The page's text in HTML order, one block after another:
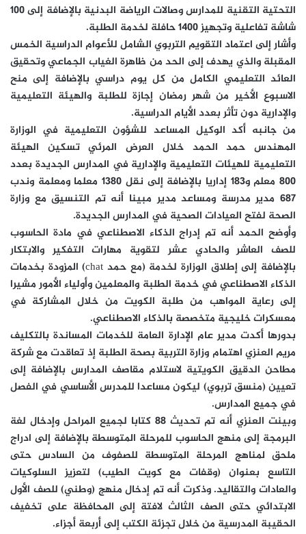
التحتية التقنية للمدارس وصالات الرياضة البدنية بالإضافة إلى 100
شاشة تفاعلية وتجهيز 1400 حافلة لخدمة الطلبة.
وأشار إلى اعتماد التقويم التربوي الشامل للأعوام الدراسية الخمس
المقبلة والذي يهدف إلى الحد من ظاهرة الغياب الجماعي وتحقيق
العائد التعليمي الكامل من كل يوم دراسي بالإضافة إلى منح
الاسبوع الأخير من شهر رمضان إجازة للطلبة والهيئة التعليمية
والإدارية دون تأثر بعدد الأيام الدراسية.
من جانبه أكد الوكيل المساعد للشؤون التعليمية في الوزارة
المهندس حمد الحمد خلال العرض المرئي تسكين الهيئة
التعليمية للهيئات التعليمية والإدارية في المدارس الجديدة بعدد
800 معلم و183 إداريا بالإضافة إلى نقل 1380 معلما ومعلمة وندب
687 مدير مدرسة ومساعد مدير مبينا أنه تم التنسيق مع وزارة
الصحة لفتح العيادات الصحية في المدارس الجديدة.
وأوضح الحمد أنه تم إدراج الذكاء الاصطناعي في مادة الحاسوب
للصف العاشر والحادي عشر لتقوية مهارات التفكير والابتكار
بالإضافة إلى إطلاق الوزارة لخدمة (مع حمد chat) المزودة بخدمات
الذكاء الاصطناعي في خدمة الطلبة والمعلمين وأولياء الأمور مشيرا
إلى رعاية المواهب من طلبة الكويت من خلال المشاركة في
معسكرات خليجية متخصصة بالذكاء الاصطناعي.
بدورها أكدت مدير عام الإدارة العامة للخدمات المساندة بالتكليف
مريم العنزي اهتمام وزارة التربية بصحة الطلبة إذ تعاقدت مع شركة
مطاحن الدقيق الكويتية لاستلام مقاصف المدارس بالإضافة إلى
تعيين (منسق تربوي) ليكون مساعدا للمدرس الأساسي في الفصل
في جميع المدارس.
وبينت العنزي أنه تم تحديث 88 كتابا لجميع المراحل وإدخال لغة
البرمجة إلى منهج الحاسوب للمرحلة المتوسطة بالإضافة إلى ادراج
ملحق لمناهج المرحلة المتوسطة للصفوف من السادس حتى
التاسع بعنوان (وقفات مع كويت الطيب) لتعزيز السلوكيات
والعادات والتقاليد. وذكرت أنه تم إدخال منهج (وطني) للصف الأول
الابتدائي حتى الصف الثالث لافتة إلى المحافظة على تخفيف
الحقيبة المدرسية من خلال تجزئة الكتب إلى أربعة أجزاء.